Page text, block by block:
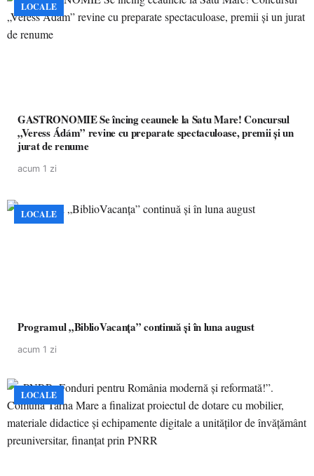
LOCALE
GASTRONOMIE Se încing ceaunele la Satu Mare! Concursul
„Veress Ádám” revine cu preparate spectaculoase, premii și un
jurat de renume
acum 1 zi
LOCALE
Programul „BiblioVacanța” continuă și în luna august
acum 1 zi
LOCALE